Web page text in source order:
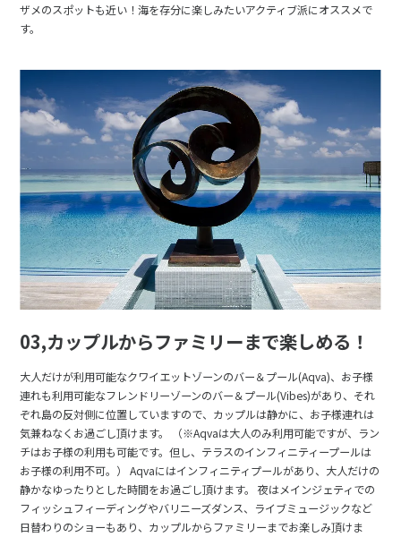
ザメのスポットも近い！海を存分に楽しみたいアクティブ派にオススメで
す。
03,カップルからファミリーまで楽しめる！
大人だけが利用可能なクワイエットゾーンのバー＆プール(Aqva)、お子様
連れも利用可能なフレンドリーゾーンのバー＆プール(Vibes)があり、それ
ぞれ島の反対側に位置していますので、カップルは静かに、お子様連れは
気兼ねなくお過ごし頂けます。 （※Aqvaは大人のみ利用可能ですが、ラン
チはお子様の利用も可能です。但し、テラスのインフィニティープールは
お子様の利用不可。） Aqvaにはインフィニティプールがあり、大人だけの
静かなゆったりとした時間をお過ごし頂けます。 夜はメインジェティでの
フィッシュフィーディングやバリニーズダンス、ライブミュージックなど
日替わりのショーもあり、カップルからファミリーまでお楽しみ頂けま